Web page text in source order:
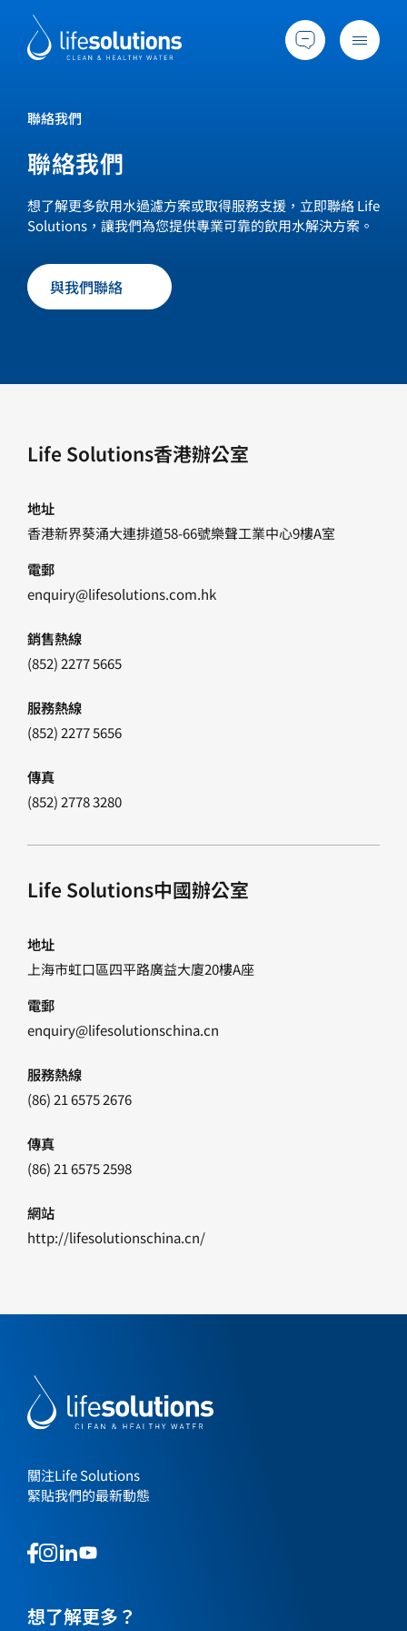
content
香
Menu
行業及方案
主要服務
所有產品
過往項目
最新資訊
聯絡我們
聯絡我們
想了解更多飲用水過濾方案或取得服務支援，立即聯絡 Life
Solutions，讓我們為您提供專業可靠的飲用水解決方案。
與我們聯絡
Life Solutions香港辦公室
地址
香港新界葵涌大連排道58-66號樂聲工業中心9樓A室
電郵
enquiry@lifesolutions.com.hk
銷售熱線
(852) 2277 5665
服務熱線
(852) 2277 5656
傳真
(852) 2778 3280
Life Solutions中國辦公室
地址
上海市虹口區四平路廣益大廈20樓A座
電郵
enquiry@lifesolutionschina.cn
服務熱線
(86) 21 6575 2676
傳真
(86) 21 6575 2598
網站
http://lifesolutionschina.cn/
關注Life Solutions
緊貼我們的最新動態
This
link
This
link
This
link
This
link
想了解更多？